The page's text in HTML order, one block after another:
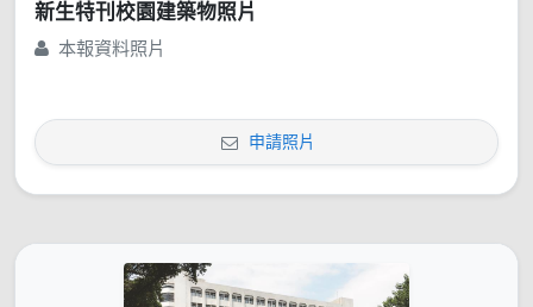
新生特刊校園建築物照片
本報資料照片
申請照片